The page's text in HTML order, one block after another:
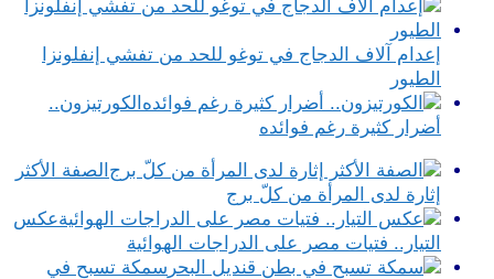
إعدام آلاف الدجاج في توغو للحد من تفشي إنفلونزا
الطيور
الكورتيزون..
أضرار كثيرة رغم فوائده
الصفة الأكثر
إثارة لدى المرأة من كلّ برج
عكس
التيار.. فتيات مصر على الدراجات الهوائية
سمكة تسبح في